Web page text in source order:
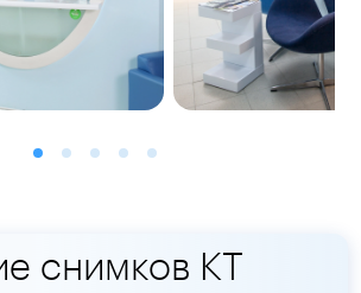
снимков КТ